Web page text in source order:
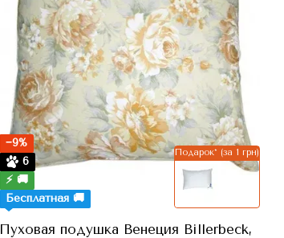
Подарок* (за 1 грн)
−9%
6
⚡ 🚚
Бесплатная 🚚
Пуховая подушка Венеция Billerbeck,